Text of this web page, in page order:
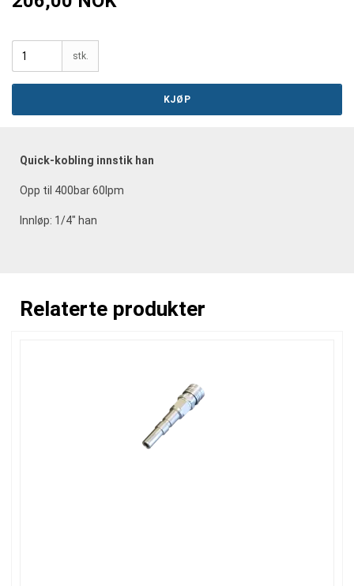
stk.
KJØP
Quick-kobling innstik han
Opp til 400bar 60lpm
Innløp: 1/4" han
Relaterte produkter